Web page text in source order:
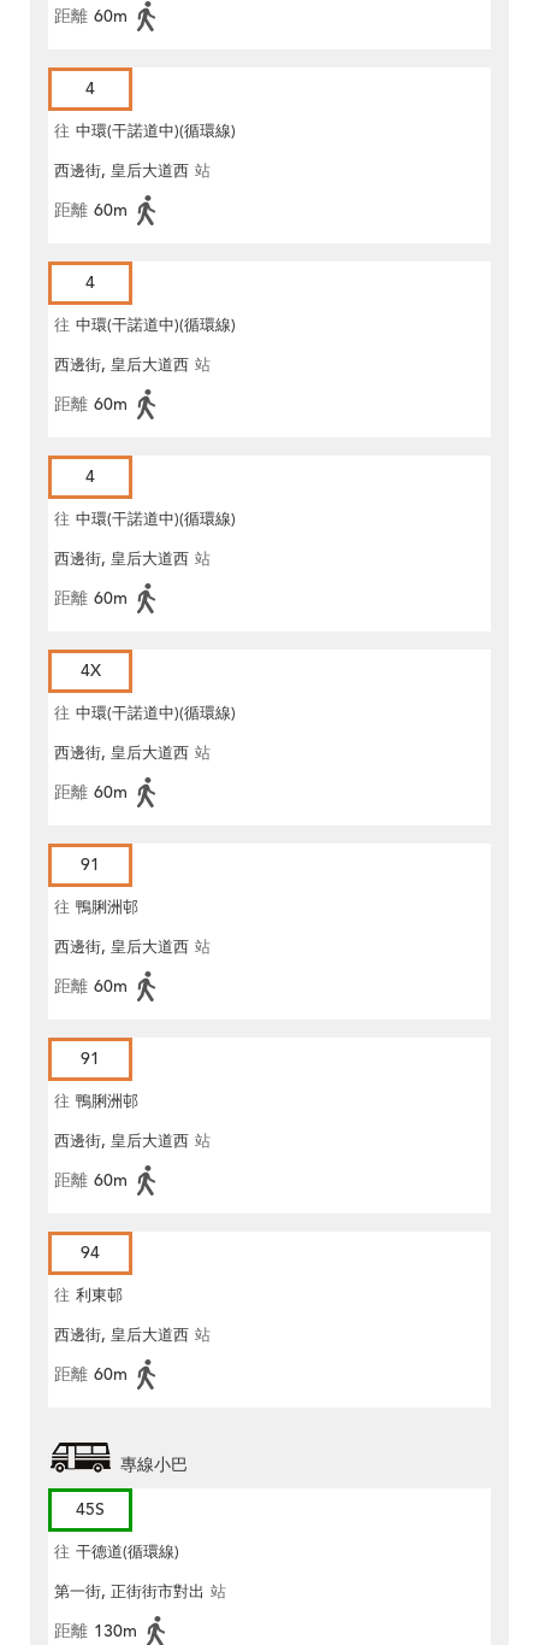
距離 60m
4
往 中環(干諾道中)(循環線)
西邊街, 皇后大道西 站
距離 60m
4
往 中環(干諾道中)(循環線)
西邊街, 皇后大道西 站
距離 60m
4
往 中環(干諾道中)(循環線)
西邊街, 皇后大道西 站
距離 60m
4X
往 中環(干諾道中)(循環線)
西邊街, 皇后大道西 站
距離 60m
91
往 鴨脷洲邨
西邊街, 皇后大道西 站
距離 60m
91
往 鴨脷洲邨
西邊街, 皇后大道西 站
距離 60m
94
往 利東邨
西邊街, 皇后大道西 站
距離 60m
專線小巴
45S
往 干德道(循環線)
第一街, 正街街市對出 站
距離 130m